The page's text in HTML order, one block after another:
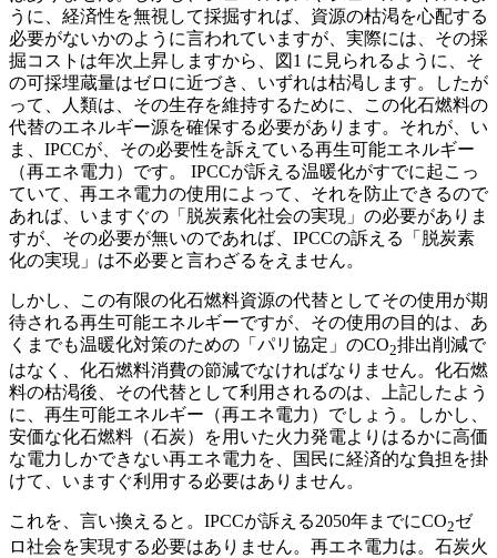
うに、経済性を無視して採掘すれば、資源の枯渇を心配する
必要がないかのように言われていますが、実際には、その採
掘コストは年次上昇しますから、図1 に見られるように、そ
の可採埋蔵量はゼロに近づき、いずれは枯渇します。したが
って、人類は、その生存を維持するために、この化石燃料の
代替のエネルギー源を確保する必要があります。それが、い
ま、IPCCが、その必要性を訴えている再生可能エネルギー
（再エネ電力）です。 IPCCが訴える温暖化がすでに起こっ
ていて、再エネ電力の使用によって、それを防止できるので
あれば、いますぐの「脱炭素化社会の実現」の必要がありま
すが、その必要が無いのであれば、IPCCの訴える「脱炭素
化の実現」は不必要と言わざるをえません。
しかし、この有限の化石燃料資源の代替としてその使用が期
待される再生可能エネルギーですが、その使用の目的は、あ
くまでも温暖化対策のための「パリ協定」のCO2排出削減で
はなく、化石燃料消費の節減でなければなりません。化石燃
料の枯渇後、その代替として利用されるのは、上記したよう
に、再生可能エネルギー（再エネ電力）でしょう。しかし、
安価な化石燃料（石炭）を用いた火力発電よりはるかに高価
な電力しかできない再エネ電力を、国民に経済的な負担を掛
けて、いますぐ利用する必要はありません。
これを、言い換えると。IPCCが訴える2050年までにCO2ゼ
ロ社会を実現する必要はありません。再エネ電力は。石炭火